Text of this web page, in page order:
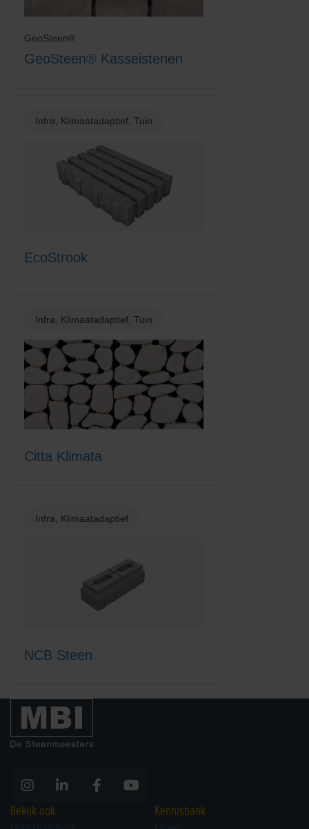
GeoSteen®
GeoSteen® Kasseistenen
Infra, Klimaatadaptief, Tuin
EcoStrook
Infra, Klimaatadaptief, Tuin
Citta Klimata
Infra, Klimaatadaptief
NCB Steen
Bekijk ook Kennisbank